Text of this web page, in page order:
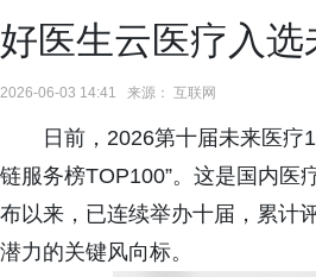
好医生云医疗入
2026-06-03 14:41 来源： 互联网
日前，2026第十届未来医
链服务榜TOP100”。这是国内医
布以来，已连续举办十届，累计
潜力的关键风向标。